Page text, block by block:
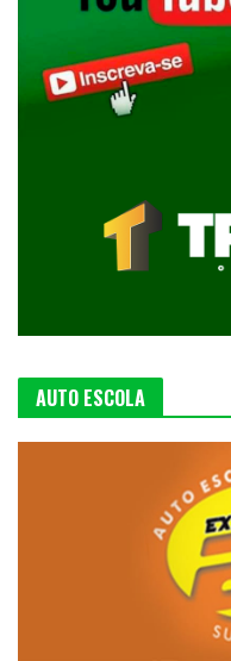
AUTO ESCOLA